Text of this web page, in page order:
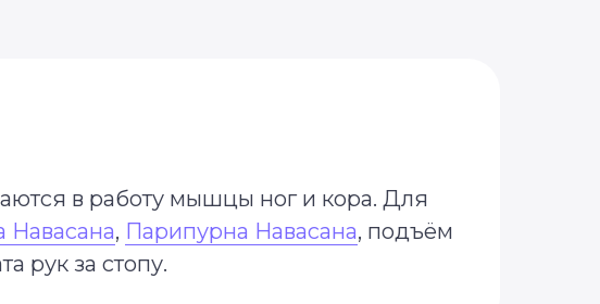
в работу мышцы ног и кора. Для
Навасана, Парипурна Навасана, подъём
рук за стопу.